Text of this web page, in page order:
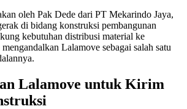
oleh Pak Dede dari PT Mekarindo Jaya,
di bidang konstruksi pembangunan
kebutuhan distribusi material ke
Lalamove sebagai salah satu
Lalamove untuk Kirim